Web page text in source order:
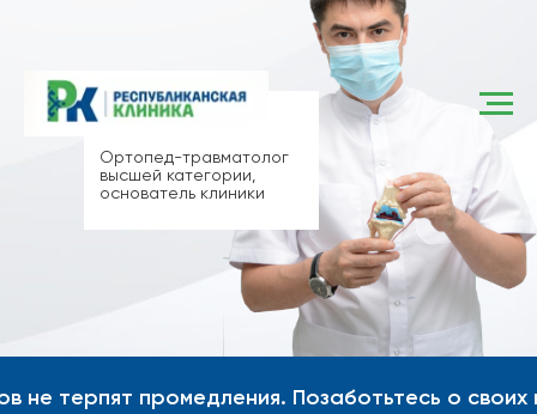
Каюмов Айдар
Ортопед-травматолог
высшей категории,
основатель клиники
не терпят промедления. Позаботьтесь о своих